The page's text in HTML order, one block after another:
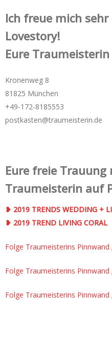
Ich freue mich
Lovestory!
Eure Traumeisterin
Kronenweg 8
81825 München
+49-172-­8185553
postkasten@traumeisterin.de
Eure freie Trauung
Traumeisterin auf
❥ 2019 TRENDS WEDDING +
❥ 2019 TREND LIVING CORAL
Folge Traumeisterins Pinnwand
Folge Traumeisterins Pinnwand
Folge Traumeisterins Pinnwand